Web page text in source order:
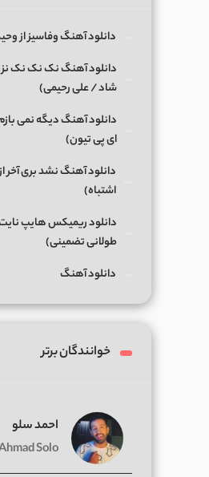
دانلود آهنگ وفاسیز از
دانلود آهنگ نک نک نک
شاد / علی رحیمی)
دانلود آهنگ دیگه نمی
ای پی تیون)
دانلود آهنگ نشد بری
اشتباه)
طولانی تضمینی)
دانلود آهنگ
خوانندگان برتر
احمد سلو
Solo